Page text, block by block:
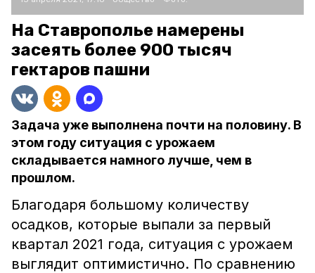
На Ставрополье намерены
засеять более 900 тысяч
гектаров пашни
Задача уже выполнена почти на половину. В
этом году ситуация с урожаем
складывается намного лучше, чем в
прошлом.
Благодаря большому количеству
осадков, которые выпали за первый
квартал 2021 года, ситуация с урожаем
выглядит оптимистично. По сравнению